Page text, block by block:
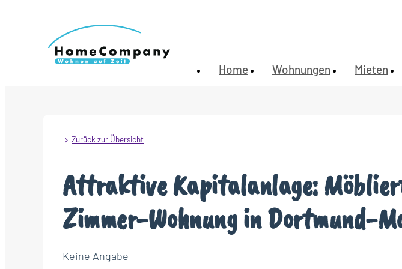
Home Wohnungen Mieten
Zurück zur Übersicht
Attraktive Kapitalanlage:
Zimmer-Wohnung in Dortmund-
Keine Angabe